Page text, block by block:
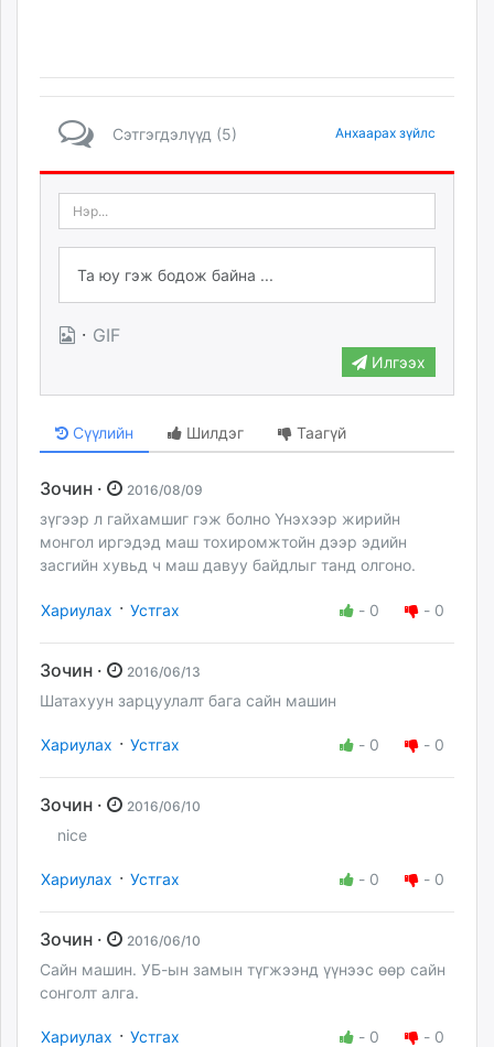
Сэтгэгдэлүүд (5) Анхаарах зүйлс
· GIF
Илгээх
Сүүлийн Шилдэг Таагүй
Зочин · 2016/08/09
зүгээр л гайхамшиг гэж болно Үнэхээр жирийн
монгол иргэдэд маш тохиромжтойн дээр эдийн
засгийн хувьд ч маш давуу байдлыг танд олгоно.
Хариулах · Устгах - 0 - 0
Зочин · 2016/06/13
Шатахуун зарцуулалт бага сайн машин
Хариулах · Устгах - 0 - 0
Зочин · 2016/06/10
nice
Хариулах · Устгах - 0 - 0
Зочин · 2016/06/10
Сайн машин. УБ-ын замын түгжээнд үүнээс өөр сайн
сонголт алга.
Хариулах · Устгах - 0 - 0